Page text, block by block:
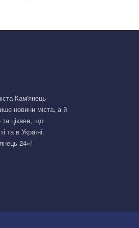
правдою
Кам'янець-
новини міста, а й
цікаве, що
та в Україні.
24»!